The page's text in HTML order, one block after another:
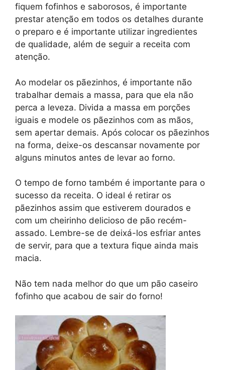
fiquem fofinhos e saborosos, é importante
prestar atenção em todos os detalhes durante
o preparo e é importante utilizar ingredientes
de qualidade, além de seguir a receita com
atenção.
Ao modelar os pãezinhos, é importante não
trabalhar demais a massa, para que ela não
perca a leveza. Divida a massa em porções
iguais e modele os pãezinhos com as mãos,
sem apertar demais. Após colocar os pãezinhos
na forma, deixe-os descansar novamente por
alguns minutos antes de levar ao forno.
O tempo de forno também é importante para o
sucesso da receita. O ideal é retirar os
pãezinhos assim que estiverem dourados e
com um cheirinho delicioso de pão recém-
assado. Lembre-se de deixá-los esfriar antes
de servir, para que a textura fique ainda mais
macia.
Não tem nada melhor do que um pão caseiro
fofinho que acabou de sair do forno!